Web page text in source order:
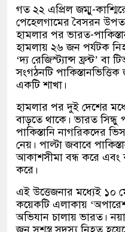
গত ২২ এপ্রিল জম্মু-
পেহেলগামের বৈসরন
হামলার পর ভারত-
হামলায় ২৬ জন পর্যটক
‘দ্য রেজিস্ট্যান্স ফ্রন্ট’
সংগঠনটি
একটি শাখা।
হামলার পর দুই দেশের
বাড়তে থাকে। ভারত সিন্ধু
পাকিস্তানি নাগরিকদের
নেয়। পাল্টা জবাবে
আকাশসীমা বন্ধ করে এবং
করে।
এই উত্তেজনার মধ্যেই ১০ মে
কয়েকটি এলাকায়
অভিযান চালায় ভারত।